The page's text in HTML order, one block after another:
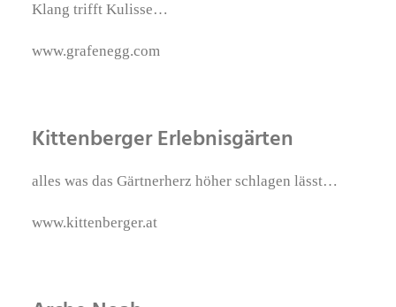
Klang trifft Kulisse…
www.grafenegg.com
Kittenberger Erlebnisgärten
alles was das Gärtnerherz höher schlagen lässt…
www.kittenberger.at